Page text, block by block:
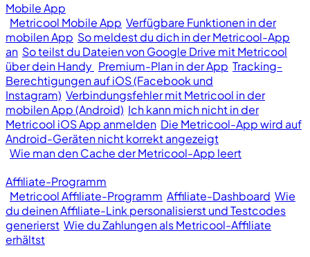
Mobile App
Metricool Mobile App Verfügbare Funktionen in der
mobilen App So meldest du dich in der Metricool-App
an So teilst du Dateien von Google Drive mit Metricool
über dein Handy Premium-Plan in der App Tracking-
Berechtigungen auf iOS (Facebook und
Instagram) Verbindungsfehler mit Metricool in der
mobilen App (Android) Ich kann mich nicht in der
Metricool iOS App anmelden Die Metricool-App wird auf
Android-Geräten nicht korrekt angezeigt
Wie man den Cache der Metricool-App leert
Affiliate-Programm
Metricool Affiliate-Programm Affiliate-Dashboard Wie
du deinen Affiliate-Link personalisierst und Testcodes
generierst Wie du Zahlungen als Metricool-Affiliate
erhältst